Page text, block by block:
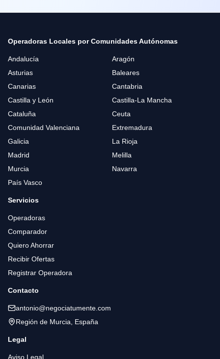
Operadoras Locales por Comunidades Autónomas
Andalucía
Aragón
Asturias
Baleares
Canarias
Cantabria
Castilla y León
Castilla-La Mancha
Cataluña
Ceuta
Comunidad Valenciana
Extremadura
Galicia
La Rioja
Madrid
Melilla
Murcia
Navarra
País Vasco
Servicios
Operadoras
Comparador
Quiero Ahorrar
Recibir Ofertas
Registrar Operadora
Contacto
antonio@negociatumente.com
Región de Murcia, España
Legal
Aviso Legal